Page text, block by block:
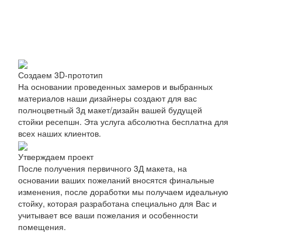
Создаем 3D-прототип
На основании проведенных замеров и выбранных
материалов наши дизайнеры создают для вас
полноцветный 3д макет/дизайн вашей будущей
стойки ресепшн. Эта услуга абсолютна бесплатна для
всех наших клиентов.
Утверждаем проект
После получения первичного 3Д макета, на
основании ваших пожеланий вносятся финальные
изменения, после доработки мы получаем идеальную
стойку, которая разработана специально для Вас и
учитывает все ваши пожелания и особенности
помещения.